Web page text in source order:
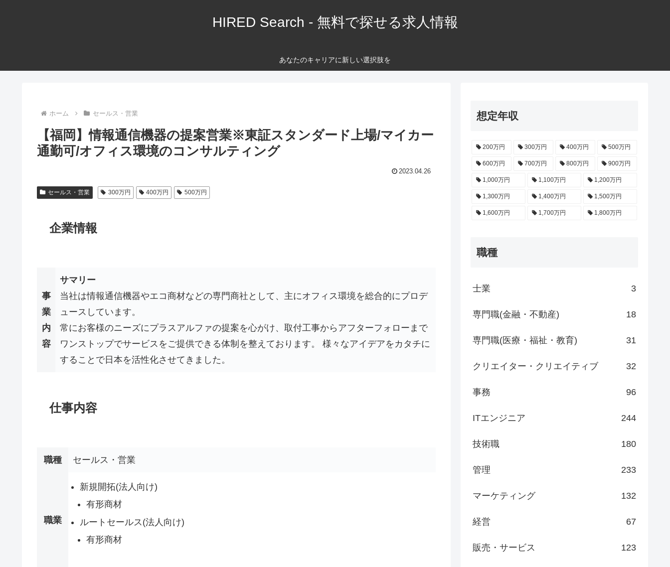
HIRED Search - 無料で探せる求人情報
あなたのキャリアに新しい選択肢を
ホーム セールス・営業
【福岡】情報通信機器の提案営業※東証スタンダード上場/マイカー
通勤可/オフィス環境のコンサルティング
2023.04.26
セールス・営業 300万円 400万円 500万円
企業情報
事
業
内
容
サマリー
当社は情報通信機器やエコ商材などの専門商社として、主にオフィス環境を総合的にプロデ
ュースしています。
常にお客様のニーズにプラスアルファの提案を心がけ、取付工事からアフターフォローまで
ワンストップでサービスをご提供できる体制を整えております。 様々なアイデアをカタチに
することで日本を活性化させてきました。
仕事内容
職種 セールス・営業
職業
新規開拓(法人向け)
有形商材
ルートセールス(法人向け)
有形商材
想定年収
200万円 300万円 400万円 500万円
600万円 700万円 800万円 900万円
1,000万円 1,100万円 1,200万円
1,300万円 1,400万円 1,500万円
1,600万円 1,700万円 1,800万円
職種
士業 3
専門職(金融・不動産) 18
専門職(医療・福祉・教育) 31
クリエイター・クリエイティブ 32
事務 96
ITエンジニア 244
技術職 180
管理 233
マーケティング 132
経営 67
販売・サービス 123